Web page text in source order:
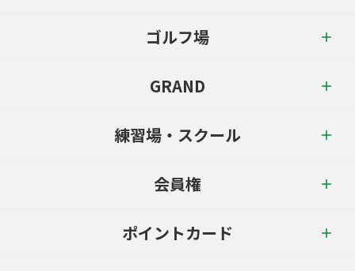
ゴルフ場
GRAND
練習場・スクール
会員権
ポイントカード